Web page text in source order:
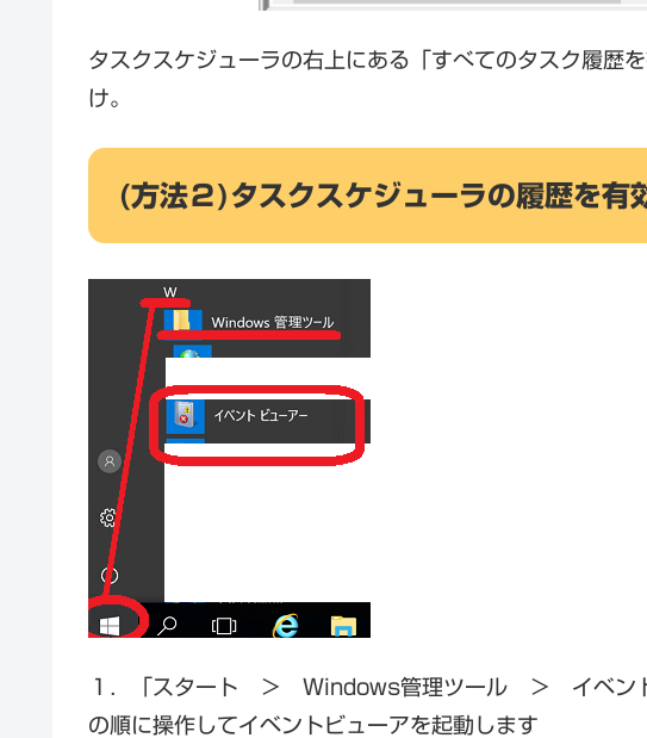
タスクスケジューラの右上にある「すべてのタスク履歴
け。
(方法２)タスクスケジューラの履歴を有
１．「スタート ＞ Windows管理ツール ＞ イベント
の順に操作してイベントビューアを起動します